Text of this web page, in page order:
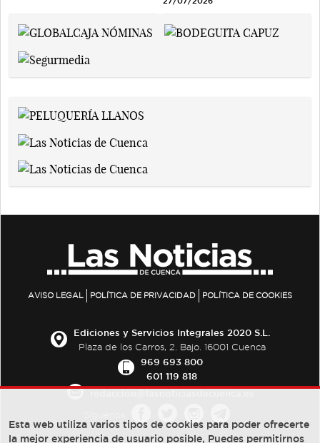
AVISO LEGAL POLÍTICA DE PRIVACIDAD POLÍTICA DE COOKIES
Ediciones y Servicios Integrales 2020 S.L.
Plaza de los Carros, 2. Bajo. 16001 Cuenca
969 693 800
601 119 818
Esta web utiliza varios tipos de cookies para poder ofrecerte
la mejor experiencia de usuario posible, Puedes permitirnos